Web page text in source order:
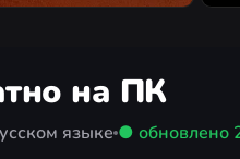
на ПК
языке ● обновлено